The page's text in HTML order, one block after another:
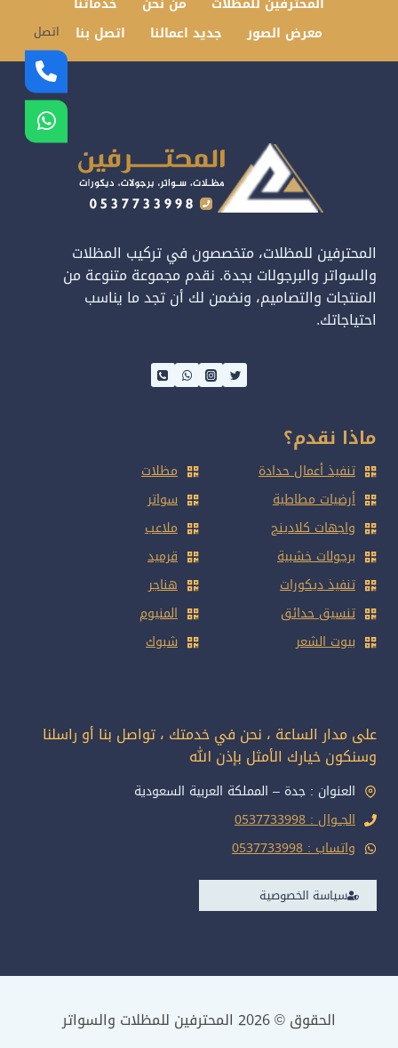
أسعار
الأرضية
معرض الصور
جديد اعمالنا اتصل بنا
المحترفين للمظلات، متخصصون في تركيب المظلات
والسواتر والبرجولات بجدة. نقدم مجموعة متنوعة من
المنتجات والتصاميم، ونضمن لك أن تجد ما يناسب
احتياجاتك.
ماذا نقدم؟
تنفيذ أعمال حدادة
مظلات
أرضيات مطاطية
سواتر
واجهات كلادينج
ملاعب
برجولات خشبية
قرميد
تنفيذ ديكورات
هناجر
تنسيق حدائق
المنيوم
بيوت الشعر
شبوك
على مدار الساعة ، نحن في خدمتك ، تواصل بنا أو راسلنا
وسنكون خيارك الأمثل بإذن الله
العنوان : جدة – المملكة العربية السعودية
الجــوال : 0537733998
واتساب : 0537733998
سياسة الخصوصية
الحقوق © 2026 المحترفين للمظلات والسواتر
اتصل